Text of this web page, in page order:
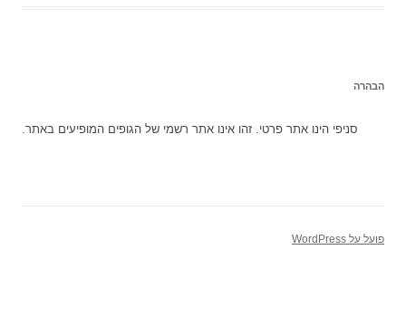
הבהרה
סניפי הינו אתר פרטי. זהו אינו אתר רשמי של הגופים המופיעים באתר.
פועל על WordPress